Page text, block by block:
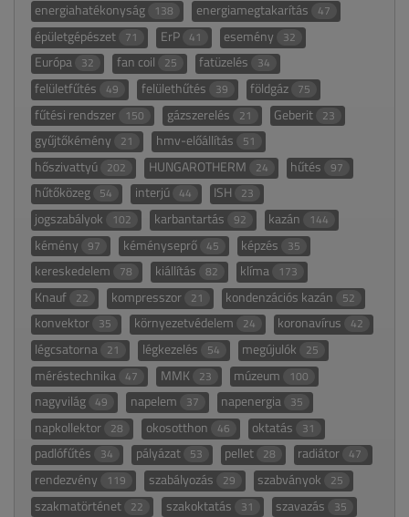
energiahatékonyság 138 energiamegtakarítás 47
épületgépészet 71 ErP 41 esemény 32
Európa 32 fan coil 25 fatüzelés 34
felületfűtés 49 felülethűtés 39 földgáz 75
fűtési rendszer 150 gázszerelés 21 Geberit 23
gyűjtőkémény 21 hmv-előállítás 51
hőszivattyú 202 HUNGAROTHERM 24 hűtés 97
hűtőközeg 54 interjú 44 ISH 23
jogszabályok 102 karbantartás 92 kazán 144
kémény 97 kéményseprő 45 képzés 35
kereskedelem 78 kiállítás 82 klíma 173
Knauf 22 kompresszor 21 kondenzációs kazán 52
konvektor 35 környezetvédelem 24 koronavírus 42
légcsatorna 21 légkezelés 54 megújulók 25
méréstechnika 47 MMK 23 múzeum 100
nagyvilág 49 napelem 37 napenergia 35
napkollektor 28 okosotthon 46 oktatás 31
padlófűtés 34 pályázat 53 pellet 28 radiátor 47
rendezvény 119 szabályozás 29 szabványok 25
szakmatörténet 22 szakoktatás 31 szavazás 35